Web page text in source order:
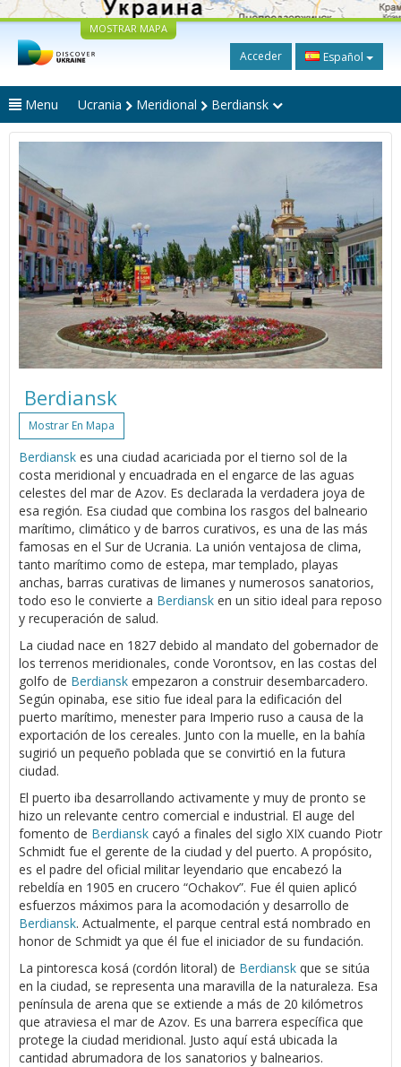
MOSTRAR MAPA
Acceder Español
Menu Ucrania Meridional Berdiansk
Berdiansk
Mostrar En Mapa
Berdiansk es una ciudad acariciada por el tierno sol de la
costa meridional y encuadrada en el engarce de las aguas
celestes del mar de Azov. Es declarada la verdadera joya de
esa región. Esa ciudad que combina los rasgos del balneario
marítimo, climático y de barros curativos, es una de las más
famosas en el Sur de Ucrania. La unión ventajosa de clima,
tanto marítimo como de estepa, mar templado, playas
anchas, barras curativas de limanes y numerosos sanatorios,
todo eso le convierte a Berdiansk en un sitio ideal para reposo
y recuperación de salud.
La ciudad nace en 1827 debido al mandato del gobernador de
los terrenos meridionales, conde Vorontsov, en las costas del
golfo de Berdiansk empezaron a construir desembarcadero.
Según opinaba, ese sitio fue ideal para la edificación del
puerto marítimo, menester para Imperio ruso a causa de la
exportación de los cereales. Junto con la muelle, en la bahía
sugirió un pequeño poblada que se convirtió en la futura
ciudad.
El puerto iba desarrollando activamente y muy de pronto se
hizo un relevante centro comercial e industrial. El auge del
fomento de Berdiansk cayó a finales del siglo XIX cuando Piotr
Schmidt fue el gerente de la ciudad y del puerto. A propósito,
es el padre del oficial militar leyendario que encabezó la
rebeldía en 1905 en crucero “Ochakov”. Fue él quien aplicó
esfuerzos máximos para la acomodación y desarrollo de
Berdiansk. Actualmente, el parque central está nombrado en
honor de Schmidt ya que él fue el iniciador de su fundación.
La pintoresca kosá (cordón litoral) de Berdiansk que se sitúa
en la ciudad, se representa una maravilla de la naturaleza. Esa
península de arena que se extiende a más de 20 kilómetros
que atraviesa el mar de Azov. Es una barrera específica que
protege la ciudad meridional. Justo aquí está ubicada la
cantidad abrumadora de los sanatorios y balnearios.